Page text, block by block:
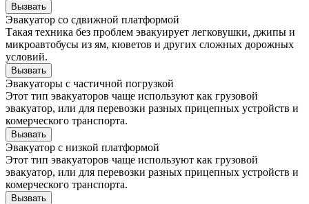
Вызвать
Эвакуатор со сдвижной платформой
Такая техника без проблем эвакуирует легковушки, джипы и
микроавтобусы из ям, кюветов и других сложных дорожных
условий.
Вызвать
Эвакуаторы с частичной погрузкой
Этот тип эвакуаторов чаще используют как грузовой
эвакуатор, или для перевозки разных прицепных устройств и
комерческого транспорта.
Вызвать
Эвакуатор с низкой платформой
Этот тип эвакуаторов чаще используют как грузовой
эвакуатор, или для перевозки разных прицепных устройств и
комерческого транспорта.
Вызвать